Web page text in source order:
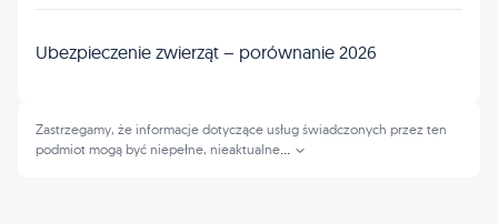
Ubezpieczenie zwierząt – porównanie 2026
Zastrzegamy, że informacje dotyczące usług świadczonych przez ten
podmiot mogą być niepełne, nieaktualne